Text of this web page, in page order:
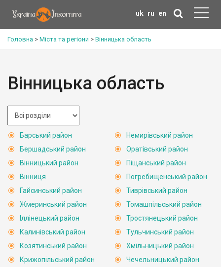
uk ru en
Головна > Міста та регіони > Вінницька область
Вінницька область
Барський район
Бершадський район
Вінницький район
Вінниця
Гайсинський район
Жмеринський район
Іллінецький район
Калинівський район
Козятинський район
Крижопільський район
Немирівський район
Оратівський район
Піщанський район
Погребищенський район
Тиврівський район
Томашпільський район
Тростянецький район
Тульчинський район
Хмільницький район
Чечельницький район